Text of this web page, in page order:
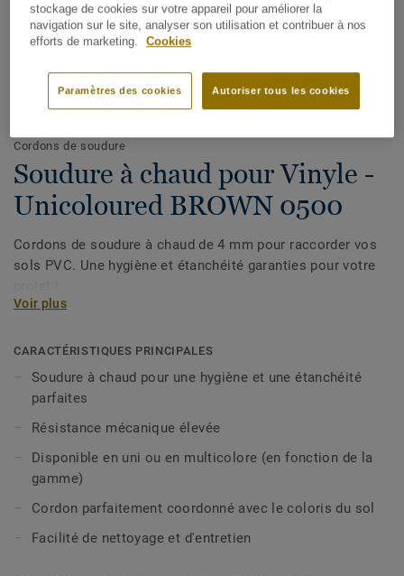
Voir tous les décors (1146)
Cordons de soudure
Soudure à chaud pour Vinyle -
Unicoloured BROWN 0500
Cordons de soudure à chaud de 4 mm pour raccorder vos
sols PVC. Une hygiène et étanchéité garanties pour votre
Voir plus
CARACTÉRISTIQUES PRINCIPALES
Soudure à chaud pour une hygiène et une étanchéité
parfaites
Résistance mécanique élevée
Disponible en uni ou en multicolore (en fonction de la
gamme)
Cordon parfaitement coordonné avec le coloris du sol
Facilité de nettoyage et d'entretien
stockage de cookies sur votre appareil pour améliorer la
navigation sur le site, analyser son utilisation et contribuer à nos
efforts de marketing.
Cookies
Autoriser tous les cookies
Paramètres des cookies